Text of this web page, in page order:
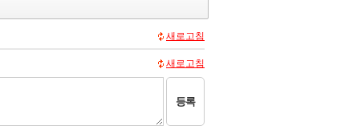
새로고침
새로고침
등록